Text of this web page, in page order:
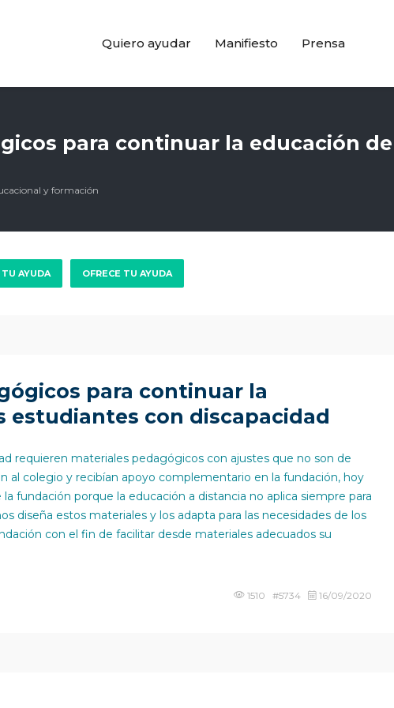
Quiero ayudar Manifiesto Prensa
para continuar la educación
y formación
TU AYUDA OFRECE TU AYUDA
para continuar la
estudiantes con discapacidad
requieren materiales pedagógicos con ajustes que no son de
al colegio y recibían apoyo complementario en la fundación, hoy
fundación porque la educación a distancia no aplica siempre para
diseña estos materiales y los adapta para las necesidades de los
con el fin de facilitar desde materiales adecuados su
1510 #5734 16/09/2020